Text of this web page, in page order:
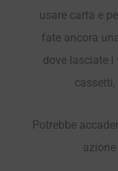
usare carta e
fate ancora
dove lasciate i
cassetti,
Potrebbe